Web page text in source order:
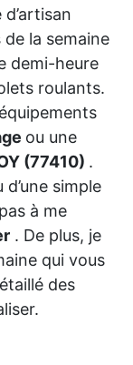
la semaine
demi-heure
roulants.
ou une
(77410) .
d’une simple
à me
. De plus, je
qui vous
des